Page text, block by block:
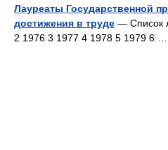
Лауреаты Государственной
достижения в труде — Список
2 1976 3 1977 4 1978 5 1979 6